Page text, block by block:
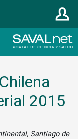
2015
Santiago de